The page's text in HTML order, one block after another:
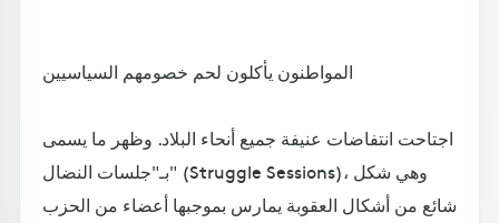
المواطنون يأكلون لحم خصومهم السياسيين
اجتاحت انتفاضات عنيفة جميع أنحاء البلاد. وظهر ما يسمى
بـ"جلسات النضال" (Struggle Sessions)، وهي شكل
شائع من أشكال العقوبة يمارس بموجبها أعضاء من الحزب